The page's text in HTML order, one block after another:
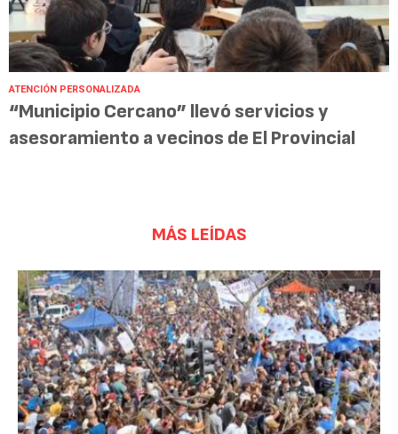
ATENCIÓN PERSONALIZADA
“Municipio Cercano” llevó servicios y
asesoramiento a vecinos de El Provincial
MÁS LEÍDAS